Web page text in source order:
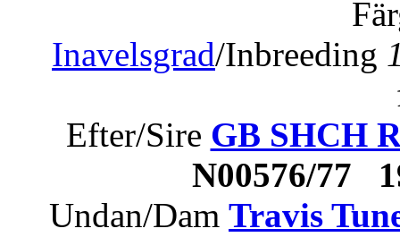
Inavelsgrad/Inbreeding
Efter/Sire GB SHCH
N00576/77
Undan/Dam Travis